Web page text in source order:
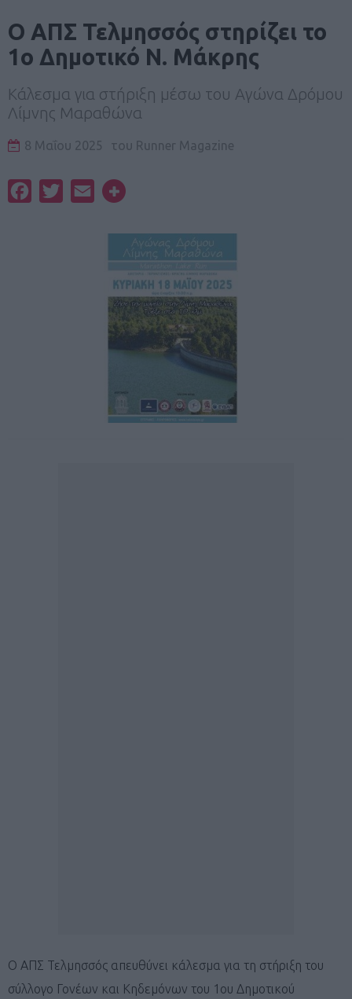
O ΑΠΣ Τελμησσός στηρίζει το
1ο Δημοτικό Ν. Μάκρης
Κάλεσμα για στήριξη μέσω του Αγώνα Δρόμου
Λίμνης Μαραθώνα
8 Μαΐου 2025 του Runner Magazine
FacebookTwitterEmail
Ο ΑΠΣ Τελμησσός απευθύνει κάλεσμα για τη στήριξη του
σύλλογο Γονέων και Κηδεμόνων του 1ου Δημοτικού